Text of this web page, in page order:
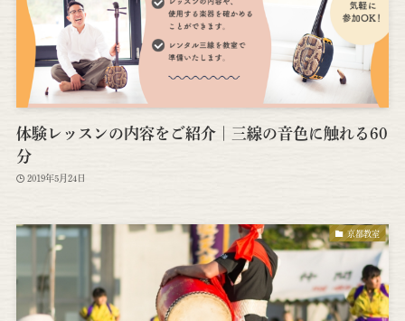
体験レッスンの内容をご紹介｜三線の音色に触れる60
分
2019年5月24日
京都教室